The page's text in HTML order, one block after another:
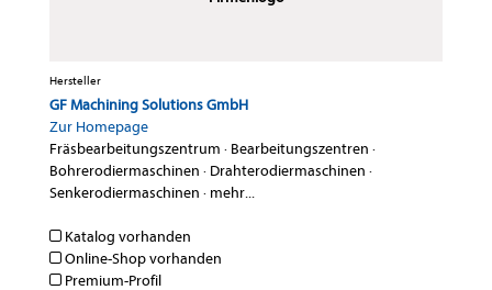
Hersteller
GF Machining Solutions GmbH
Zur Homepage
Fräsbearbeitungszentrum · Bearbeitungszentren ·
Bohrerodiermaschinen · Drahterodiermaschinen ·
Senkerodiermaschinen · mehr...
Katalog vorhanden
Online-Shop vorhanden
Premium-Profil